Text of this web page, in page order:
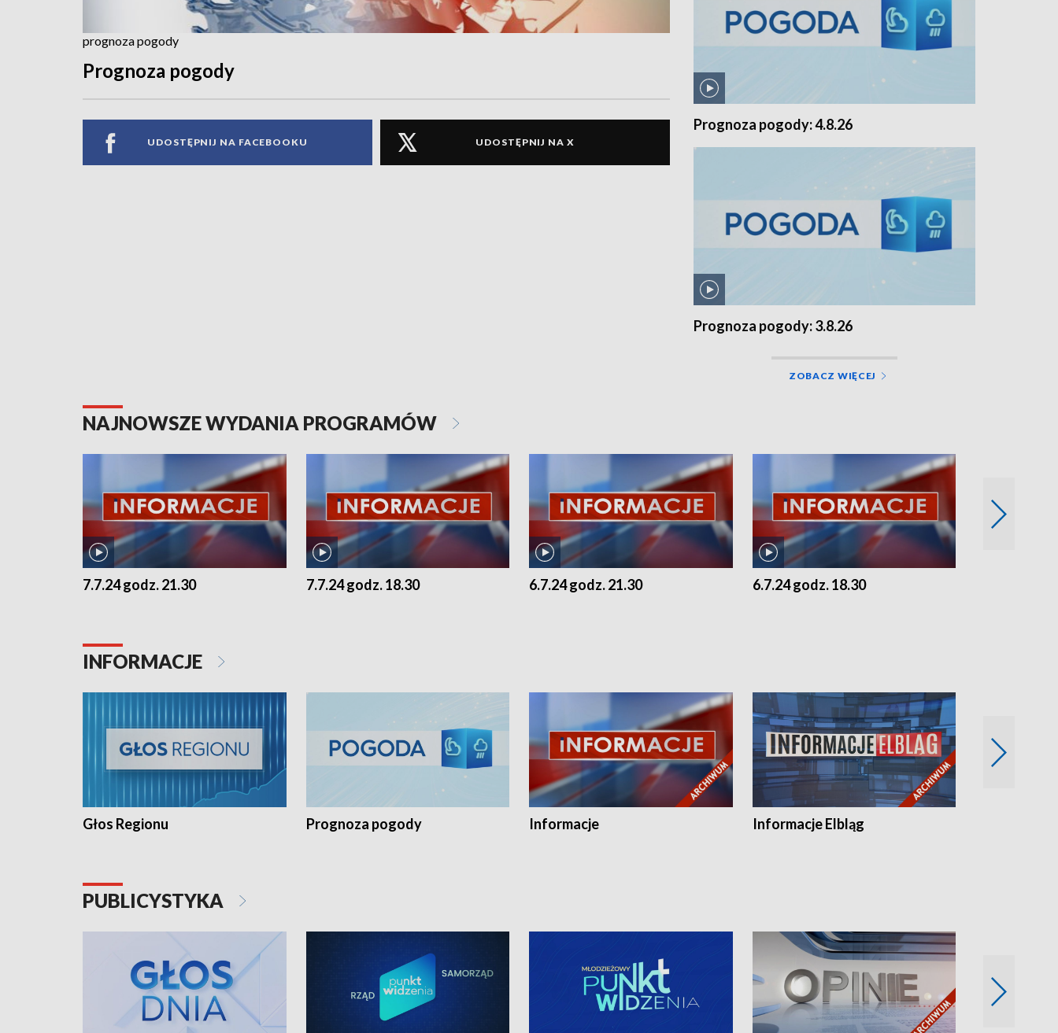
prognoza pogody
Prognoza pogody
UDOSTĘPNIJ NA FACEBOOKU UDOSTĘPNIJ NA X
Prognoza pogody: 4.8.26
Prognoza pogody: 3.8.26
ZOBACZ WIĘCEJ
NAJNOWSZE WYDANIA PROGRAMÓW
7.7.24 godz. 21.30 7.7.24 godz. 18.30 6.7.24 godz. 21.30 6.7.24 godz. 18.30
INFORMACJE
Głos Regionu Prognoza pogody Informacje Informacje Elbląg
PUBLICYSTYKA